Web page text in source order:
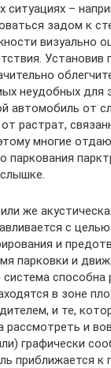
–
задом к
визуально
Установив
неудобных для
автомобиль от
растрат,
многие
паркования
же
с
и
парковки и
способна
в зоне
и те,
рассмотреть и
графически
приближается к